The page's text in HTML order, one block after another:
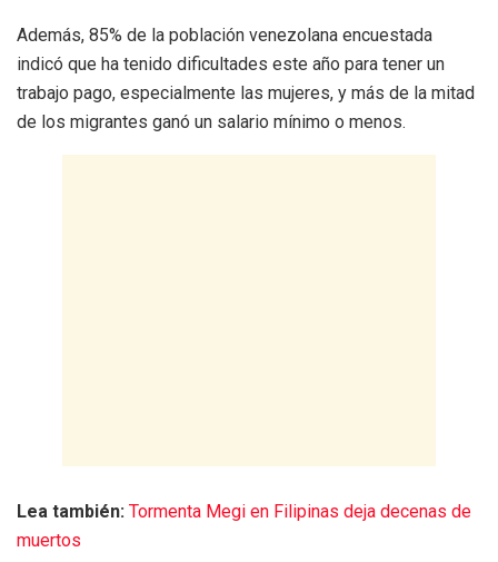
Además, 85% de la población venezolana encuestada
indicó que ha tenido dificultades este año para tener un
trabajo pago, especialmente las mujeres, y más de la mitad
de los migrantes ganó un salario mínimo o menos.
Lea también: Tormenta Megi en Filipinas deja decenas de
muertos